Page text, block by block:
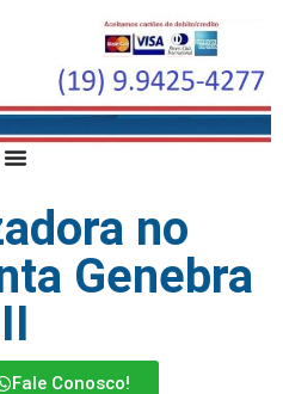
no
Genebra
II
Fale Conosco!